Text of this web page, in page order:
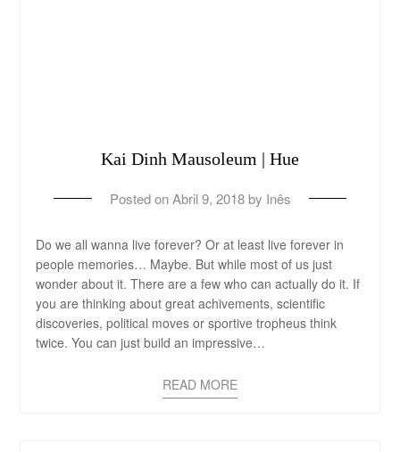
Kai Dinh Mausoleum | Hue
Posted onAbril 9, 2018by Inês
Do we all wanna live forever? Or at least live forever in
people memories… Maybe. But while most of us just
wonder about it. There are a few who can actually do it. If
you are thinking about great achivements, scientific
discoveries, political moves or sportive tropheus think
twice. You can just build an impressive…
READ MORE